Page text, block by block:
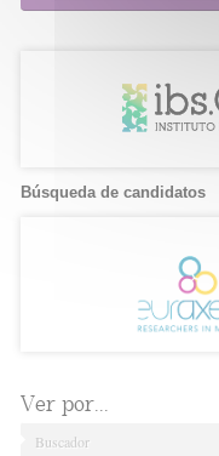
Búsqueda de candidatos
Ver por...
Buscador